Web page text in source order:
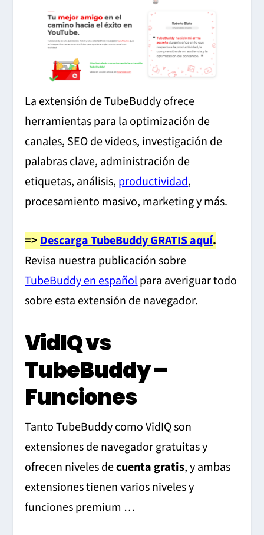
La extensión de TubeBuddy ofrece
herramientas para la optimización de
canales, SEO de videos, investigación de
palabras clave, administración de
etiquetas, análisis, productividad,
procesamiento masivo, marketing y más.
=>Descarga TubeBuddy GRATIS aquí.
Revisa nuestra publicación sobre
TubeBuddy en españolpara averiguar todo
sobre esta extensión de navegador.
VidIQ vs
TubeBuddy –
Funciones
Tanto TubeBuddy como VidIQ son
extensiones de navegador gratuitas y
ofrecen niveles decuenta gratis, y ambas
extensiones tienen varios niveles y
funciones premium …